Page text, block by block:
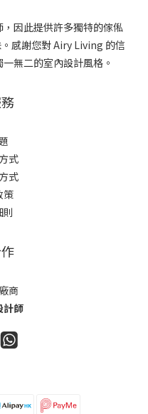
因此提供許多獨特的傢俬
感謝您對 Airy Living 的信
無二的室內設計風格。
式
式
策
則
商
計師